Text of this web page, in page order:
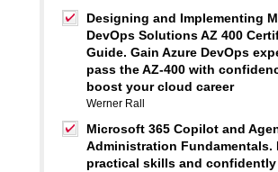
Designing and Implementing
DevOps Solutions AZ 400
Guide. Gain Azure DevOps
pass the AZ-400 with
boost your cloud career
Werner Rall
Microsoft 365 Copilot and
Administration Fundamentals.
practical skills and confidently